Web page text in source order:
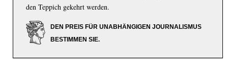
den Teppich gekehrt werden.
DEN PREIS FÜR UNABHÄNGIGEN JOURNALISMUS
BESTIMMEN SIE.